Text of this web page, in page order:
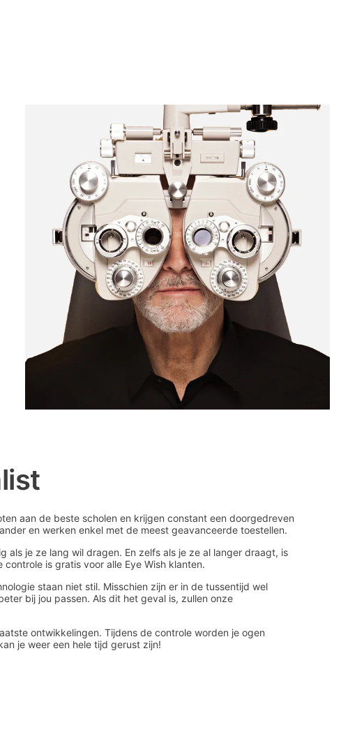
aan de beste scholen en krijgen constant een doorgedreven
en werken enkel met de meest geavanceerde toestellen.
je ze lang wil dragen. En zelfs als je ze al langer draagt, is
is gratis voor alle Eye Wish klanten.
staan niet stil. Misschien zijn er in de tussentijd wel
bij jou passen. Als dit het geval is, zullen onze
ontwikkelingen. Tijdens de controle worden je ogen
je weer een hele tijd gerust zijn!